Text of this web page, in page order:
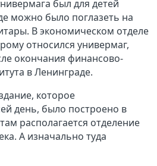
был для детей
можно было поглазеть на
В экономическом отделе
относился универмаг,
окончания финансово-
в Ленинграде.
которое
день, было построено в
располагается отделение
А изначально туда